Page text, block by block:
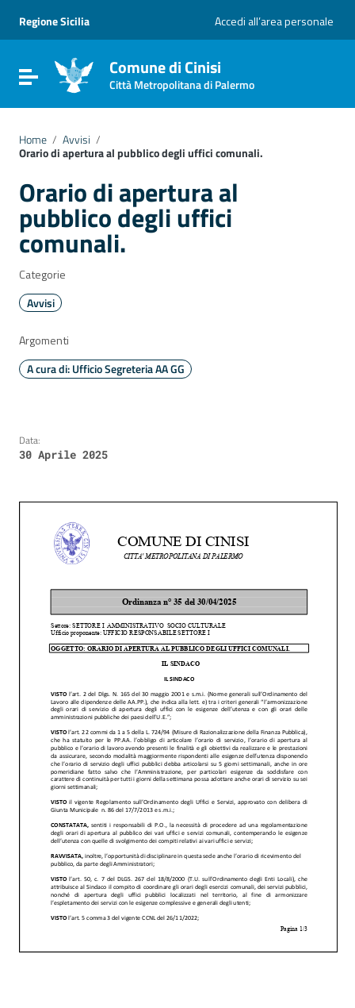
Vai al menu di navigazione
Vai al footer
Regione Sicilia Accedi all’area personale
Attiva / disattiva la navigazione
Comune di Cinisi
Città Metropolitana di Palermo
Home / Avvisi /
Orario di apertura al pubblico degli uffici comunali.
Orario di apertura al
pubblico degli uffici
comunali.
Categorie
Avvisi
Argomenti
A cura di: Ufficio Segreteria AA GG
Data:
30 Aprile 2025